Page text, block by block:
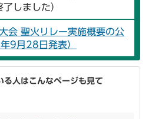
しました）
聖火リレー実施概要の公
9月28日発表）
る人はこんなページも見て